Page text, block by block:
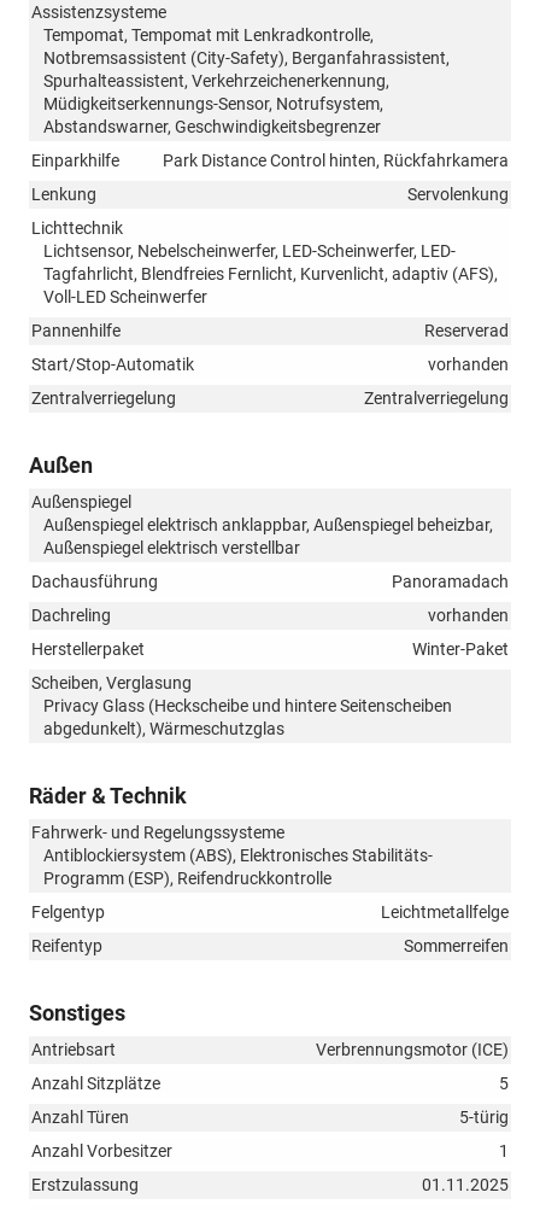
Assistenzsysteme
Tempomat, Tempomat mit Lenkradkontrolle,
Notbremsassistent (City-Safety), Berganfahrassistent,
Spurhalteassistent, Verkehrzeichenerkennung,
Müdigkeitserkennungs-Sensor, Notrufsystem,
Abstandswarner, Geschwindigkeitsbegrenzer
Einparkhilfe
Park Distance Control hinten, Rückfahrkamera
Lenkung
Servolenkung
Lichttechnik
Lichtsensor, Nebelscheinwerfer, LED-Scheinwerfer, LED-
Tagfahrlicht, Blendfreies Fernlicht, Kurvenlicht, adaptiv (AFS),
Voll-LED Scheinwerfer
Pannenhilfe
Reserverad
Start/Stop-Automatik
vorhanden
Zentralverriegelung
Zentralverriegelung
Außen
Außenspiegel
Außenspiegel elektrisch anklappbar, Außenspiegel beheizbar,
Außenspiegel elektrisch verstellbar
Dachausführung
Panoramadach
Dachreling
vorhanden
Herstellerpaket
Winter-Paket
Scheiben, Verglasung
Privacy Glass (Heckscheibe und hintere Seitenscheiben
abgedunkelt), Wärmeschutzglas
Räder & Technik
Fahrwerk- und Regelungssysteme
Antiblockiersystem (ABS), Elektronisches Stabilitäts-
Programm (ESP), Reifendruckkontrolle
Felgentyp
Leichtmetallfelge
Reifentyp
Sommerreifen
Sonstiges
Antriebsart
Verbrennungsmotor (ICE)
Anzahl Sitzplätze
5
Anzahl Türen
5-türig
Anzahl Vorbesitzer
1
Erstzulassung
01.11.2025